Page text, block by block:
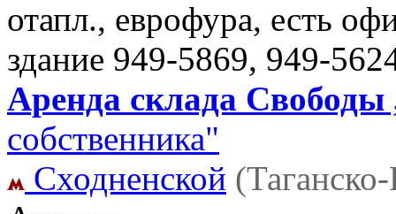
отапл., еврофура, есть
здание 949-5869, 949-
Аренда склада Свободы
собственника"
Сходненской